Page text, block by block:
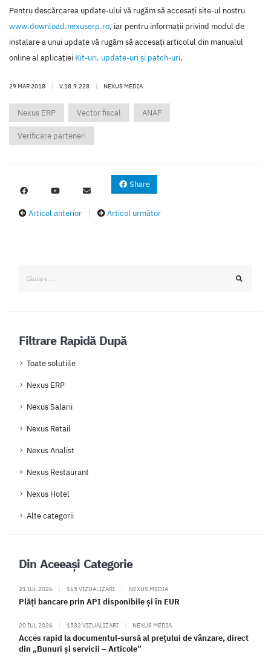
Pentru descărcarea update-ului vă rugăm să accesaţi site-ul nostru
www.download.nexuserp.ro, iar pentru informaţii privind modul de
instalare a unui update vă rugăm să accesaţi articolul din manualul
online al aplicaţiei Kit-uri, update-uri şi patch-uri.
29 MAR 2018 | V.18.9.228 | NEXUS MEDIA
Nexus ERP Vector fiscal ANAF
Verificare parteneri
Share
Articol anterior Articol următor
Filtrare Rapidă După
Toate solutiile
Nexus ERP
Nexus Salarii
Nexus Retail
Nexus Analist
Nexus Restaurant
Nexus Hotel
Alte categorii
Din Aceeași Categorie
21 IUL 2026 | 165 VIZUALIZARI | NEXUS MEDIA
Plăți bancare prin API disponibile și în EUR
20 IUL 2026 | 1532 VIZUALIZARI | NEXUS MEDIA
Acces rapid la documentul-sursă al prețului de vânzare, direct
din „Bunuri și servicii – Articole”